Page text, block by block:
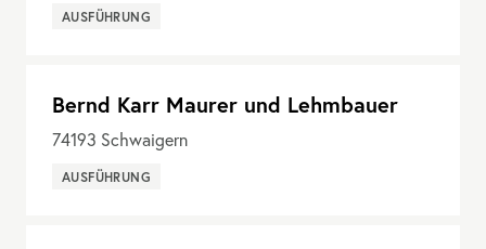
AUSFÜHRUNG
Bernd Karr Maurer und Lehmbauer
74193 Schwaigern
AUSFÜHRUNG